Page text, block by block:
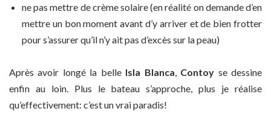
ne pas mettre de crème solaire (en réalité on demande d’en
mettre un bon moment avant d’y arriver et de bien frotter
pour s’assurer qu’il n’y ait pas d’excès sur la peau)
Après avoir longé la belle Isla Blanca, Contoy se dessine
enfin au loin. Plus le bateau s’approche, plus je réalise
qu’effectivement: c’est un vrai paradis!